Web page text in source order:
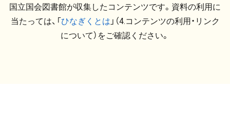
国立国会図書館が収集したコンテンツです。資料の利用に
当たっては、「ひなぎくとは 」（4.コンテンツの利用・リンク
について）をご確認ください。